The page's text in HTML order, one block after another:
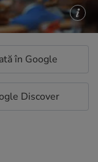
în Google
Discover